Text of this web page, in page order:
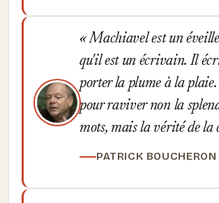
Machiavel est un
qu'il est un écrivain. Il
porter la plume à la
pour raviver non la
mots, mais la vérité de la
PATRICK BOUCHERON